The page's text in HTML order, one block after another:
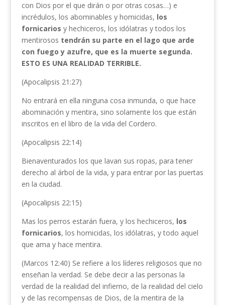
con Dios por el que dirán o por otras cosas…) e
incrédulos, los abominables y homicidas, los
fornicarios y hechiceros, los idólatras y todos los
mentirosos tendrán su parte en el lago que arde
con fuego y azufre, que es la muerte segunda.
ESTO ES UNA REALIDAD TERRIBLE.
(Apocalipsis 21:27)
No entrará en ella ninguna cosa inmunda, o que hace
abominación y mentira, sino solamente los que están
inscritos en el libro de la vida del Cordero.
(Apocalipsis 22:14)
Bienaventurados los que lavan sus ropas, para tener
derecho al árbol de la vida, y para entrar por las puertas
en la ciudad.
(Apocalipsis 22:15)
Mas los perros estarán fuera, y los hechiceros, los
fornicarios, los homicidas, los idólatras, y todo aquel
que ama y hace mentira.
(Marcos 12:40) Se refiere a los líderes religiosos que no
enseñan la verdad. Se debe decir a las personas la
verdad de la realidad del infierno, de la realidad del cielo
y de las recompensas de Dios, de la mentira de la